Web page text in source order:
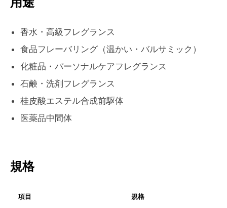
香水・高級フレグランス
食品フレーバリング（温かい・バルサミック）
化粧品・パーソナルケアフレグランス
石鹸・洗剤フレグランス
桂皮酸エステル合成前駆体
医薬品中間体
規格
項目 規格